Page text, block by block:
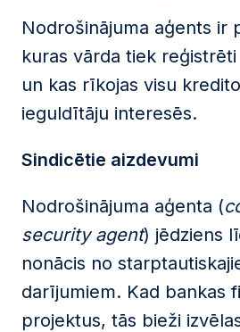
Nodrošinājuma aģents ir
kuras vārda tiek
un kas rīkojas visu
ieguldītāju interesēs.
Sindicētie aizdevumi
Nodrošinājuma aģenta (
security agent) jēdziens
nonācis no
darījumiem. Kad bankas
projektus, tās bieži